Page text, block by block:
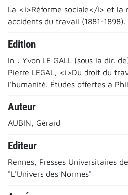
La <i>Réforme sociale</i> et la
accidents du travail (1881-1898).
Edition
In : Yvon LE GALL (sous la dir.
Pierre LEGAL, <i>Du droit du
l'humanité. Études offertes à
Auteur
AUBIN, Gérard
Editeur
Rennes, Presses Universitaires
"L'Univers des Normes"